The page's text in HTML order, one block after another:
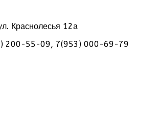
Краснолесья 12а
200-55-09, 7(953) 000-69-79